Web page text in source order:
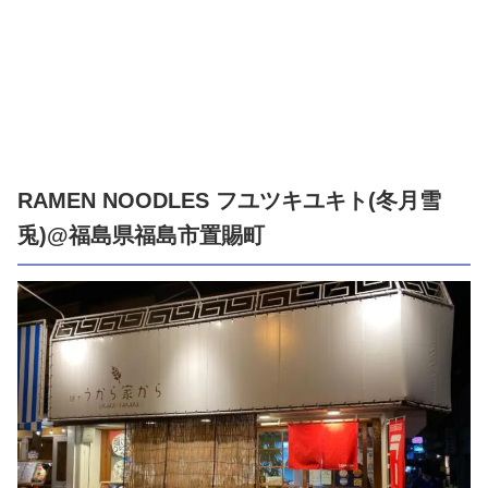
RAMEN NOODLES フユツキユキト(冬月雪
兎)@福島県福島市置賜町